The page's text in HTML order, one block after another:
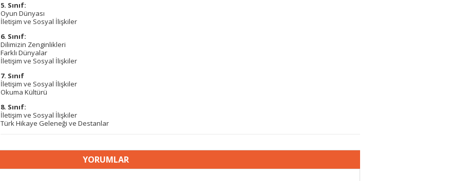
5. Sınıf:
Oyun Dünyası
İletişim ve Sosyal İlişkiler
6. Sınıf:
Dilimizin Zenginlikleri
Farklı Dünyalar
İletişim ve Sosyal İlişkiler
7. Sınıf
İletişim ve Sosyal İlişkiler
Okuma Kültürü
8. Sınıf:
İletişim ve Sosyal İlişkiler
Türk Hikaye Geleneği ve Destanlar
YORUMLAR